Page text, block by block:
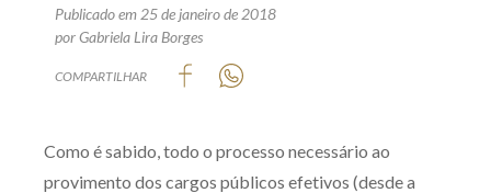
Política de Privacidade
Guia de Direitos dos Titulares de Dados
Encarregado (contato)
Produtos e serviços
Publicado em 25 de janeiro de 2018
por Gabriela Lira Borges
COMPARTILHAR
Como é sabido, todo o processo necessário ao
provimento dos cargos públicos efetivos (desde a